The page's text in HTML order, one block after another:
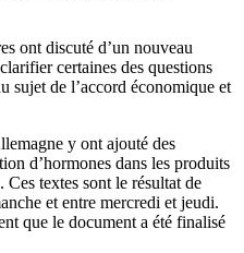
ont discuté d’un nouveau
certaines des questions
sujet de l’accord économique et
y ont ajouté des
d’hormones dans les produits
textes sont le résultat de
et entre mercredi et jeudi.
que le document a été finalisé